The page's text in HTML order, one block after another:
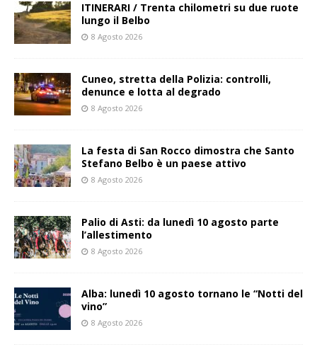
ITINERARI / Trenta chilometri su due ruote
lungo il Belbo
8 Agosto 2026
Cuneo, stretta della Polizia: controlli,
denunce e lotta al degrado
8 Agosto 2026
La festa di San Rocco dimostra che Santo
Stefano Belbo è un paese attivo
8 Agosto 2026
Palio di Asti: da lunedì 10 agosto parte
l’allestimento
8 Agosto 2026
Alba: lunedì 10 agosto tornano le “Notti del
vino”
8 Agosto 2026